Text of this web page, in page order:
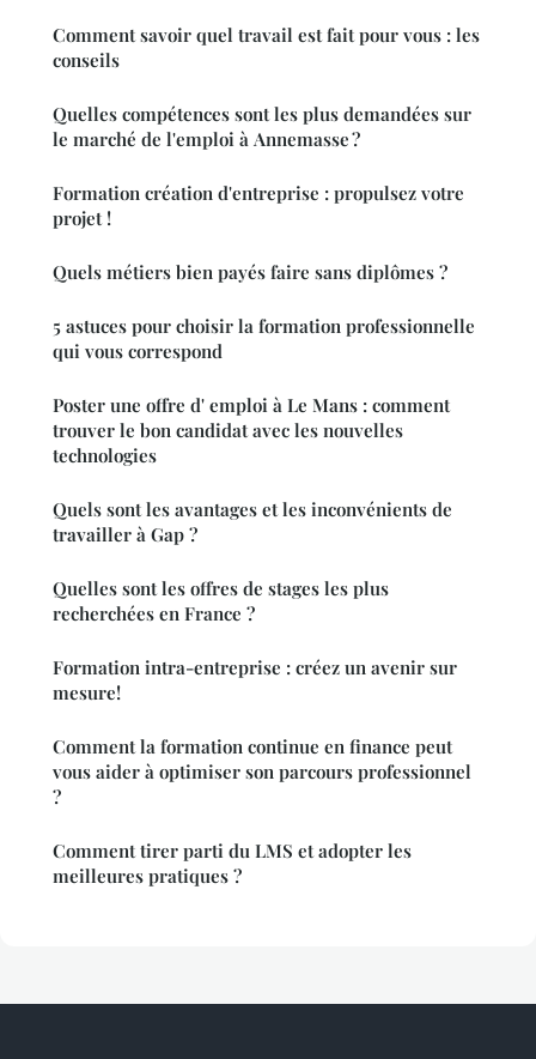
Comment savoir quel travail est fait pour vous : les
conseils
Quelles compétences sont les plus demandées sur
le marché de l'emploi à Annemasse ?
Formation création d'entreprise : propulsez votre
projet !
Quels métiers bien payés faire sans diplômes ?
5 astuces pour choisir la formation professionnelle
qui vous correspond
Poster une offre d' emploi à Le Mans : comment
trouver le bon candidat avec les nouvelles
technologies
Quels sont les avantages et les inconvénients de
travailler à Gap ?
Quelles sont les offres de stages les plus
recherchées en France ?
Formation intra-entreprise : créez un avenir sur
mesure!
Comment la formation continue en finance peut
vous aider à optimiser son parcours professionnel
?
Comment tirer parti du LMS et adopter les
meilleures pratiques ?